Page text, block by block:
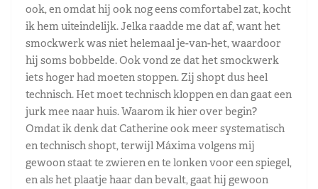
ook, en omdat hij ook nog eens comfortabel zat, kocht
ik hem uiteindelijk. Jelka raadde me dat af, want het
smockwerk was niet helemaal je-van-het, waardoor
hij soms bobbelde. Ook vond ze dat het smockwerk
iets hoger had moeten stoppen. Zij shopt dus heel
technisch. Het moet technisch kloppen en dan gaat een
jurk mee naar huis. Waarom ik hier over begin?
Omdat ik denk dat Catherine ook meer systematisch
en technisch shopt, terwijl Máxima volgens mij
gewoon staat te zwieren en te lonken voor een spiegel,
en als het plaatje haar dan bevalt, gaat hij gewoon